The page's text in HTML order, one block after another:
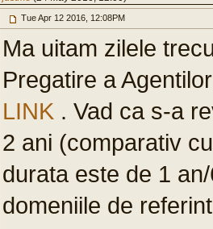
Tue Apr 12 2016, 12:08PM
Ma uitam zilele
Pregatire a
LINK . Vad ca s-a
2 ani (comparativ
durata este de 1
domeniile de